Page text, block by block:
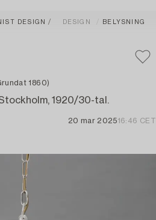
DESIGN DESIGN BELYSNING
1860)
1920/30-tal.
20 mar 202516:46 CET